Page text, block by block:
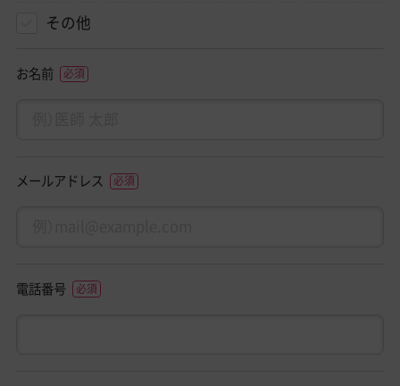
その他
お名前
メールアドレス
電話番号